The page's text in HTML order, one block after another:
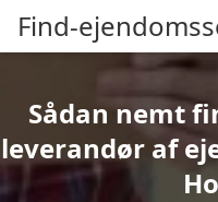
Find-
Sådan nemt
leverandør af